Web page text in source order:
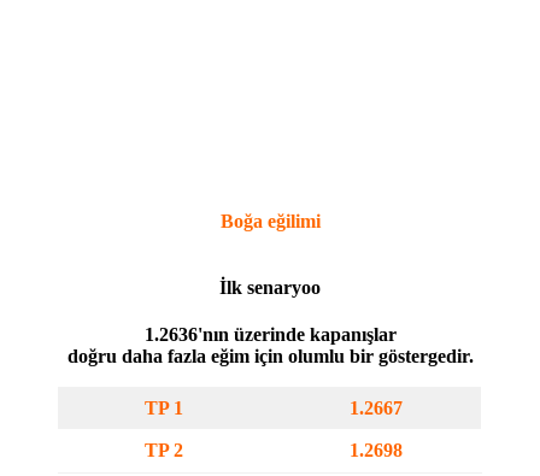
Boğa eğilimi
İlk senaryoo
1.2636'nın üzerinde kapanışlar
doğru daha fazla eğim için olumlu bir göstergedir.
TP 1 1.2667
TP 2 1.2698